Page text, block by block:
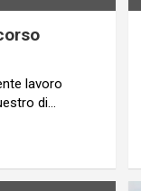
lavoro
di…